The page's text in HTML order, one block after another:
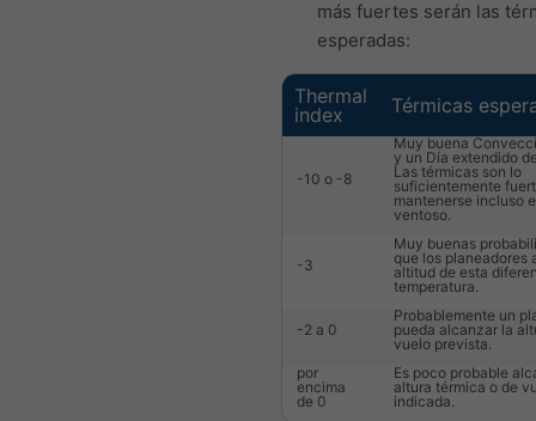
más fuertes serán las
esperadas:
Thermal
index
Térmicas
-10 o -8
Muy buena
y un Día extendido
Las térmicas son lo
suficientemente
mantenerse incluso
ventoso.
-3
Muy buenas
que los planeadores
altitud de esta
temperatura.
-2 a 0
Probablemente un
pueda alcanzar la
vuelo prevista.
por
encima
de 0
Es poco probable
altura térmica o de
indicada.